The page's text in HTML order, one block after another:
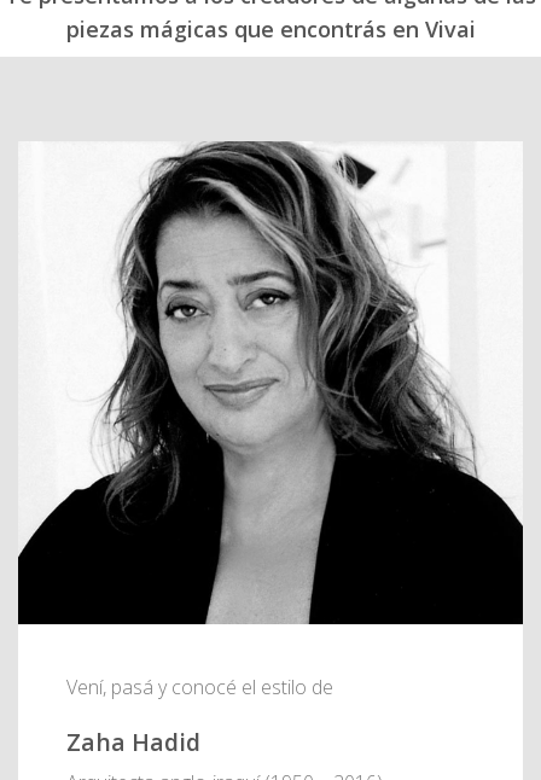
piezas mágicas que encontrás en Vivai
Vení, pasá y conocé el estilo de
Zaha Hadid